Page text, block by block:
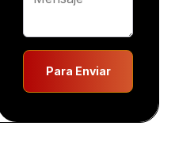
Para Enviar